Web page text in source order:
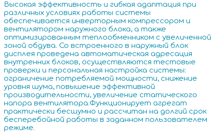
Высокая эффективность и гибкая адаптация при
различных условиях работы системы
обеспечивается инверторным компрессором и
вентилятором наружного блока, а также
оптимизированным теплообменником с увеличенной
зоной обдува. Со встроенного в наружный блок
дисплея проведена автоматическая адресация
внутренних блоков, осуществляются тестовые
проверки и персональная настройка системы:
ограничение потребляемой мощности, снижение
уровня шума, повышение эффективной
производительности, увеличение статического
напора вентилятора.Функционирует агрегат
практически бесшумно и рассчитан на долгий срок
бесперебойной работы в заданном пользователем
режиме.